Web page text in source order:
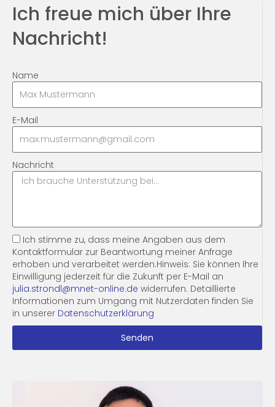
Ich freue mich über Ihre
Nachricht!
Name
E-Mail
Nachricht
Ich stimme zu, dass meine Angaben aus dem
Kontaktformular zur Beantwortung meiner Anfrage
erhoben und verarbeitet werden.Hinweis: Sie können Ihre
Einwilligung jederzeit für die Zukunft per E-Mail an
julia.strondl@mnet-online.de widerrufen. Detaillierte
Informationen zum Umgang mit Nutzerdaten finden Sie
in unserer Datenschutzerklärung
Senden